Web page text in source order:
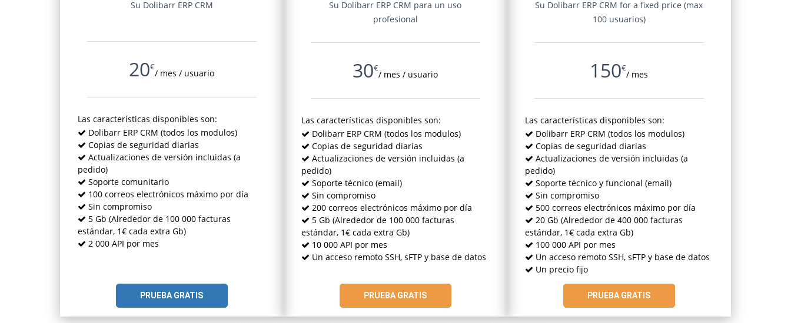
Su Dolibarr ERP CRM
20€
/ mes / usuario
Las características disponibles son:
Dolibarr ERP CRM (todos los modulos)
Copias de seguridad diarias
Actualizaciones de versión incluidas (a
pedido)
Soporte comunitario
100 correos electrónicos máximo por día
Sin compromiso
5 Gb (Alrededor de 100 000 facturas
estándar, 1€ cada extra Gb)
2 000 API por mes
PRUEBA GRATIS
Su Dolibarr ERP CRM para un uso
profesional
30€
/ mes / usuario
Las características disponibles son:
Dolibarr ERP CRM (todos los modulos)
Copias de seguridad diarias
Actualizaciones de versión incluidas (a
pedido)
Soporte técnico (email)
Sin compromiso
200 correos electrónicos máximo por día
5 Gb (Alrededor de 100 000 facturas
estándar, 1€ cada extra Gb)
10 000 API por mes
Un acceso remoto SSH, sFTP y base de datos
PRUEBA GRATIS
Su Dolibarr ERP CRM for a fixed price (max
100 usuarios)
150€
/ mes
Las características disponibles son:
Dolibarr ERP CRM (todos los modulos)
Copias de seguridad diarias
Actualizaciones de versión incluidas (a
pedido)
Soporte técnico y funcional (email)
Sin compromiso
500 correos electrónicos máximo por día
20 Gb (Alrededor de 400 000 facturas
estándar, 1€ cada extra Gb)
100 000 API por mes
Un acceso remoto SSH, sFTP y base de datos
Un precio fijo
PRUEBA GRATIS